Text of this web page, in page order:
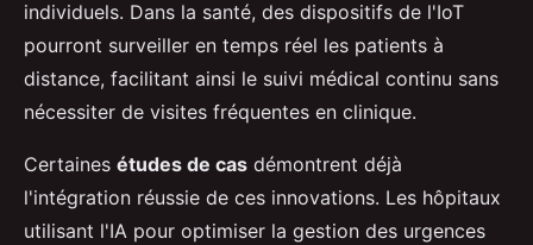
individuels. Dans la santé, des dispositifs de l'IoT
pourront surveiller en temps réel les patients à
distance, facilitant ainsi le suivi médical continu sans
nécessiter de visites fréquentes en clinique.
Certaines études de cas démontrent déjà
l'intégration réussie de ces innovations. Les hôpitaux
utilisant l'IA pour optimiser la gestion des urgences